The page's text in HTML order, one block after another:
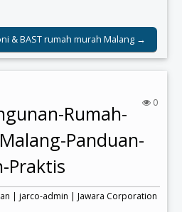
& BAST rumah murah Malang →
0
Rumah-
Panduan-
Praktis
| jarco-admin | Jawara Corporation